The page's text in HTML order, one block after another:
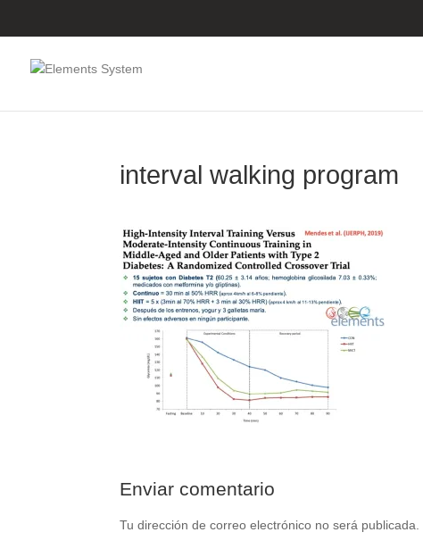
interval walking program
Enviar comentario
Tu dirección de correo electrónico no será publicada.